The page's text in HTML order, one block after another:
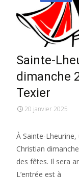
Sainte-
dimanche
Texier
20 janvier 2025
À Sainte-
Christian
des fêtes. Il sera
L’entrée est à